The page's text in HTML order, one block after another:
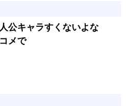
公キャラすくないよな
メで